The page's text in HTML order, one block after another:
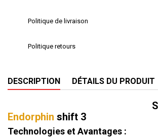
Politique de livraison
Politique retours
DESCRIPTION DÉTAILS DU PRODUIT
Endorphin shift 3
Technologies et Avantages :